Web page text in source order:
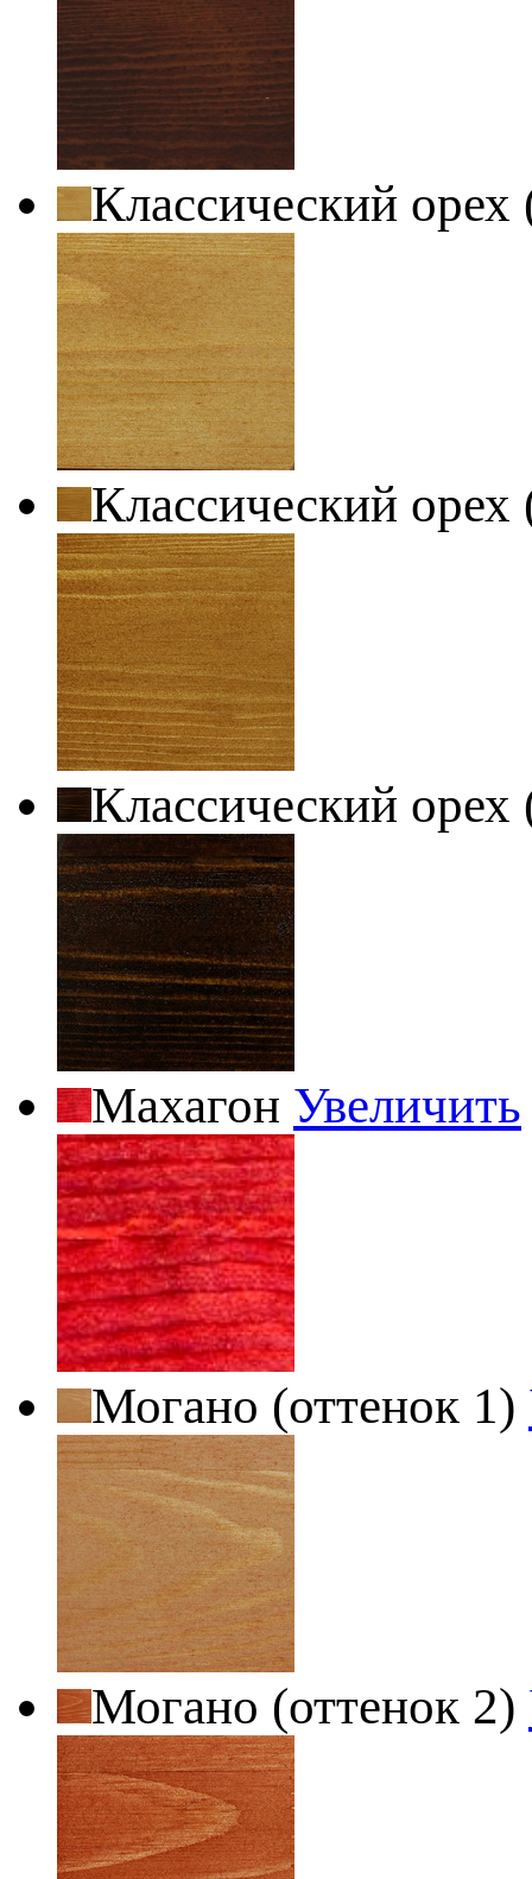
Классический
Классический
Классический
Махагон Увеличить
Могано (оттенок 1)
Могано (оттенок 2)